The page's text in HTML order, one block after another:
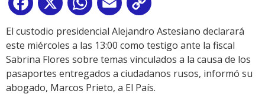
Facebook
X WhatsApp
Email
Link
El custodio presidencial Alejandro Astesiano declarará
este miércoles a las 13:00 como testigo ante la fiscal
Sabrina Flores sobre temas vinculados a la causa de los
pasaportes entregados a ciudadanos rusos, informó su
abogado, Marcos Prieto, a El País.